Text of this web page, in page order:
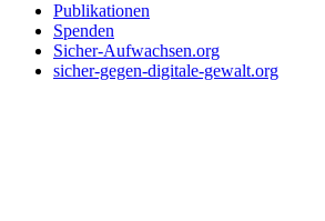
Publikationen
Spenden
Sicher-Aufwachsen.org
sicher-gegen-digitale-gewalt.org